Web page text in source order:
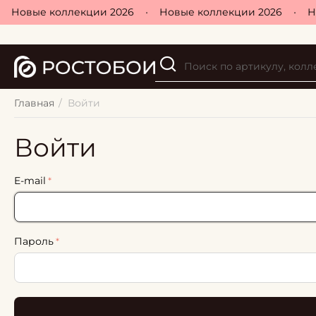
Новые коллекции 2026 Новые коллекции 2026
Главная / Войти
Войти
E-mail
Пароль